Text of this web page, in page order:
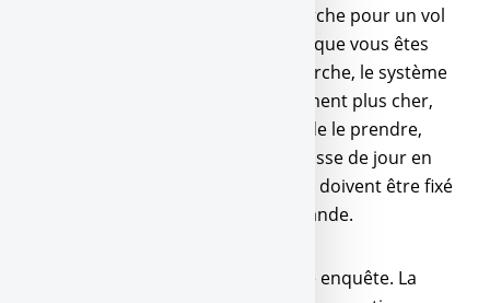
vous avez déjà effectué une recherche pour un vol
Paris-Madrid hier, c’est forcément que vous êtes
intéressé. A votre prochaine recherche, le système
pourra vous le proposer sensiblement plus cher,
vous serez alors davantage tenté de le prendre,
pensant que le prix évolue à la hausse de jour en
jour. Or, il n’en est rien, car les prix doivent être fixé
en fonction de l’offre et de la demande.
La CNIL a ouvert officiellement une enquête. La